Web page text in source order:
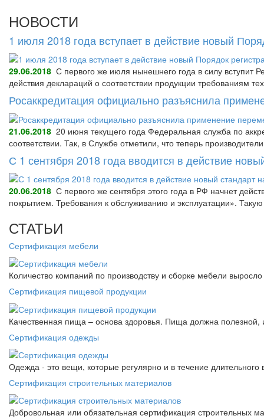
НОВОСТИ
1 июля 2018 года вступает в действие новый
29.06.2018 С первого же июля нынешнего года в силу вступит
действия деклараций о соответствии продукции требованиям
Росаккредитация официально разъяснила
21.06.2018 20 июня текущего года Федеральная служба по
соответствии. Так, в Службе отметили, что теперь
С 1 сентября 2018 года вводится в действие
20.06.2018 С первого же сентября этого года в РФ начнет
покрытием. Требования к обслуживанию и эксплуатации».
СТАТЬИ
Сертификация мебели
Количество компаний по производству и сборке мебели
Сертификация пищевой продукции
Качественная пища – основа здоровья. Пища должна
Сертификация одежды
Одежда - это вещи, которые регулярно и в течение
Сертификация строительных материалов
Добровольная или обязательная сертификация строительных